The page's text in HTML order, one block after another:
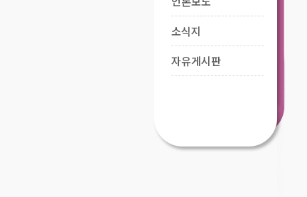
소식지
자유게시판